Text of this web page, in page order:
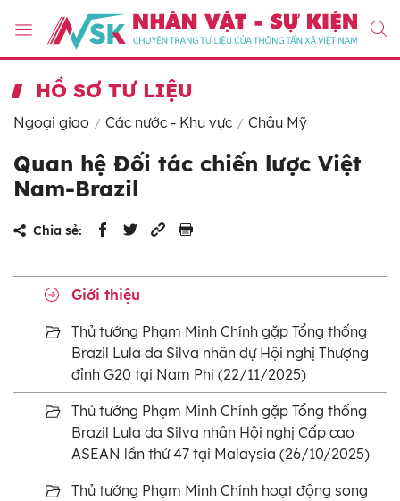
HỒ SƠ TƯ LIỆU
Ngoại giao Các nước - Khu vực Châu Mỹ
Quan hệ Đối tác chiến lược Việt
Nam-Brazil
Chia sẻ:
Giới thiệu
Thủ tướng Phạm Minh Chính gặp Tổng thống
Brazil Lula da Silva nhân dự Hội nghị Thượng
đỉnh G20 tại Nam Phi (22/11/2025)
Thủ tướng Phạm Minh Chính gặp Tổng thống
Brazil Lula da Silva nhân Hội nghị Cấp cao
ASEAN lần thứ 47 tại Malaysia (26/10/2025)
Thủ tướng Phạm Minh Chính hoạt động song